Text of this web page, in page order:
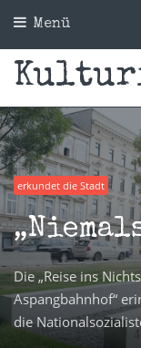
Menü
erkundet die Stadt
Die „Reise ins
Aspangbahnhof“
die